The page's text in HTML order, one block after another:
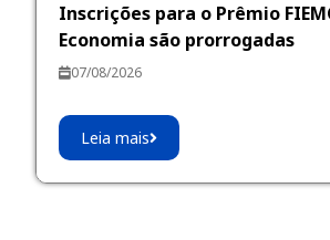
Inscrições para o Prêmio
Economia são prorrogadas
07/08/2026
Leia mais